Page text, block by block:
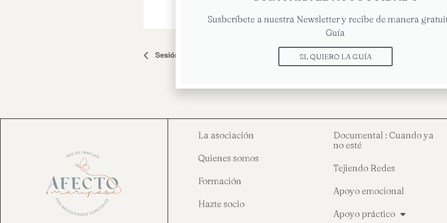
Navegación
Sesión Grupo Cuando el nido no se vacía Sesión Grupo
La asociación
Quienes somos
Formación
Hazte socio
Documental : Cuando ya
no esté
Tejiendo Redes
Apoyo emocional
Apoyo práctico
Susbcríbete a nuestra Newsletter y recibe de manera
Guía
SI, QUIERO LA GUÍA